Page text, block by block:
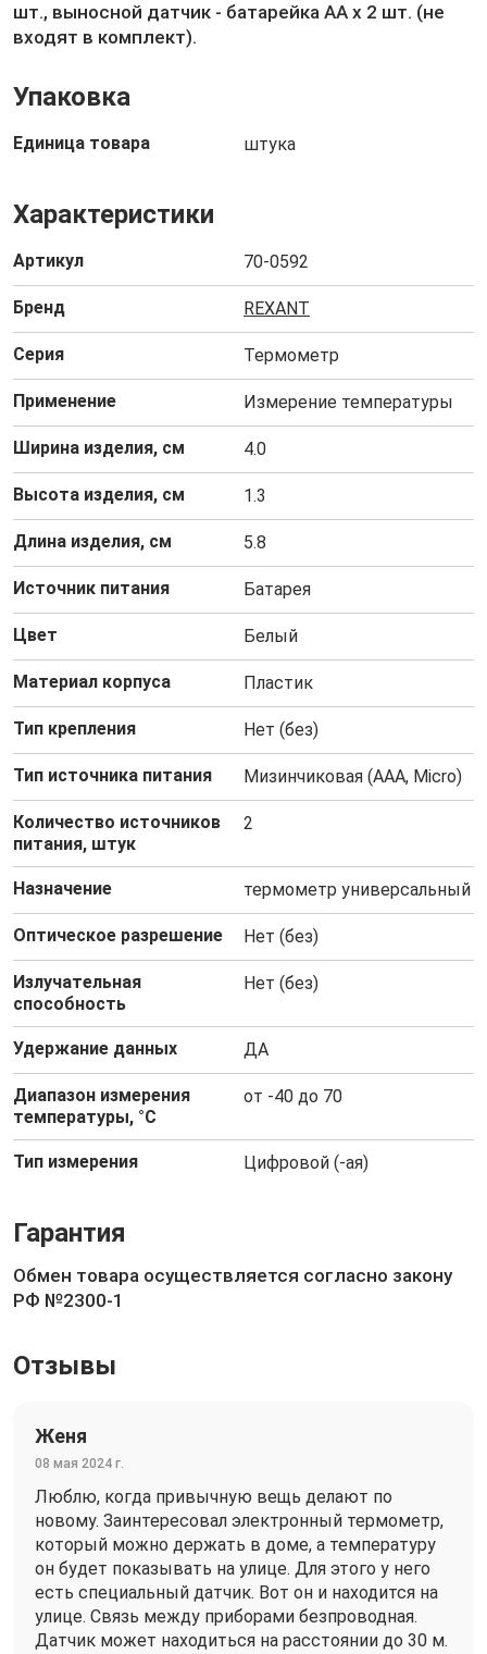
шт., выносной датчик - батарейка AA х 2 шт. (не
входят в комплект).
Упаковка
Единица товара штука
Характеристики
Артикул 70-0592
Бренд REXANT
Серия Термометр
Применение Измерение температуры
Ширина изделия, см 4.0
Высота изделия, см 1.3
Длина изделия, см 5.8
Источник питания Батарея
Цвет Белый
Материал корпуса Пластик
Тип крепления Нет (без)
Тип источника питания Мизинчиковая (AAA, Micro)
Количество источников
питания, штук
2
Назначение термометр универсальный
Оптическое разрешение Нет (без)
Излучательная
способность
Нет (без)
Удержание данных ДА
Диапазон измерения
температуры, °C
от -40 до 70
Тип измерения Цифровой (-ая)
Гарантия
Обмен товара осуществляется согласно закону
РФ №2300-1
Отзывы
Женя
08 мая 2024 г.
Люблю, когда привычную вещь делают по
новому. Заинтересовал электронный термометр,
который можно держать в доме, а температуру
он будет показывать на улице. Для этого у него
есть специальный датчик. Вот он и находится на
улице. Связь между приборами безпроводная.
Датчик может находиться на расстоянии до 30 м.